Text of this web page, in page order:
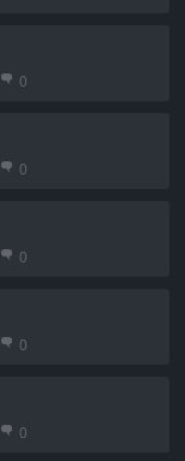
0
0
0
0
0